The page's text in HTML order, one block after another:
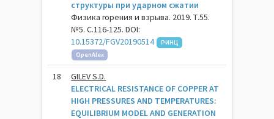
структуры при ударном сжатии
Физика горения и взрыва. 2019. Т.55.
№5. С.116-125. DOI:
10.15372/FGV20190514
РИНЦ
OpenAlex
18
GILEV S.D.
ELECTRICAL RESISTANCE OF COPPER AT
HIGH PRESSURES AND TEMPERATURES:
EQUILIBRIUM MODEL AND GENERATION